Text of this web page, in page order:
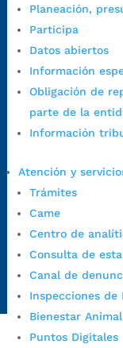
Planeación,
Participa
Datos abiertos
Información
Obligación de
parte de la
Información
Atención y
Trámites
Came
Centro de
Consulta de
Canal de
Inspecciones de
Bienestar Animal
Puntos Digitales
Horario de Atención
Dirección:Carrera
Horario habitual de
a.m. a 3:00 p.m.
Teléfono
Líneagratuita:+57
Correo Institucional:
judiciales:
Canal de denuncia
https://
Emergencia: https://
Radique aquí su
https://
1/secretarias/